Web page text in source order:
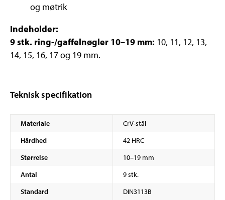
og møtrik
Indeholder:
9 stk. ring-/gaffelnøgler 10–19 mm: 10, 11, 12, 13,
14, 15, 16, 17 og 19 mm.
Teknisk specifikation
Materiale
CrV-stål
Hårdhed
42 HRC
Størrelse
10–19 mm
Antal
9 stk.
Standard
DIN3113B